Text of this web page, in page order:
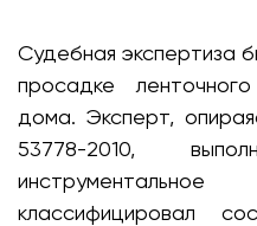
Судебная экспертиза
просадке
дома. Эксперт,
53778-2010,
классифицировал